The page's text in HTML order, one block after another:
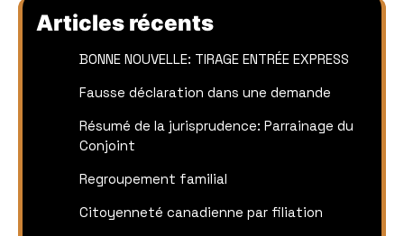
Articles récents
BONNE NOUVELLE: TIRAGE ENTRÉE EXPRESS
Fausse déclaration dans une demande
Résumé de la jurisprudence: Parrainage du
Conjoint
Regroupement familial
Citoyenneté canadienne par filiation